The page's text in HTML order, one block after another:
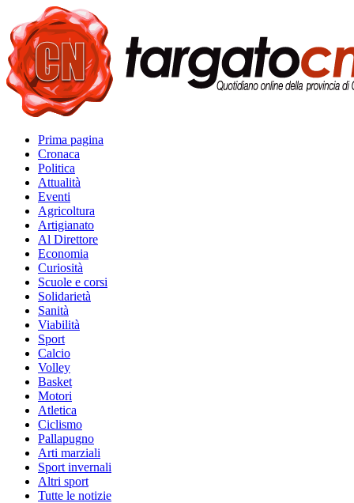
Prima pagina
Cronaca
Politica
Attualità
Eventi
Agricoltura
Artigianato
Al Direttore
Economia
Curiosità
Scuole e corsi
Solidarietà
Sanità
Viabilità
Sport
Calcio
Volley
Basket
Motori
Atletica
Ciclismo
Pallapugno
Arti marziali
Sport invernali
Altri sport
Tutte le notizie